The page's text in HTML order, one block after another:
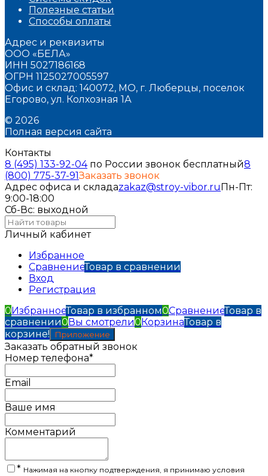
Полезные статьи
Способы оплаты
Адрес и реквизиты
ООО «БЕЛА»
ИНН 5027186168
ОГРН 1125027005597
Офис и склад: 140072, МО, г. Люберцы, поселок
Егорово, ул. Колхозная 1А
© 2026
Полная версия сайта
Контакты
8 (495) 133-92-04по России звонок бесплатный8
(800) 775-37-91Заказать звонок
Адрес офиса и складаzakaz@stroy-vibor.ruПн-Пт:
9:00-18:00
Сб-Вс: выходной
Личный кабинет
Избранное
СравнениеТовар в сравнении
Вход
Регистрация
0ИзбранноеТовар в избранном0СравнениеТовар в
сравнении0Вы смотрели0КорзинаТовар в
корзине!
Приложение
Заказать обратный звонок
Номер телефона*
Email
Ваше имя
Комментарий
* Нажимая на кнопку подтверждения, я принимаю условия